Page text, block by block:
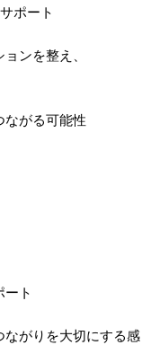
ポート
ンを整え、
ながる可能性
ト
がりを大切にする感